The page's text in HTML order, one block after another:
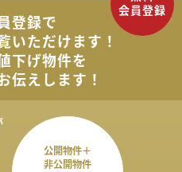
登録で
いただけます！
下げ物件を
伝えします！
公開物件＋
非公開物件